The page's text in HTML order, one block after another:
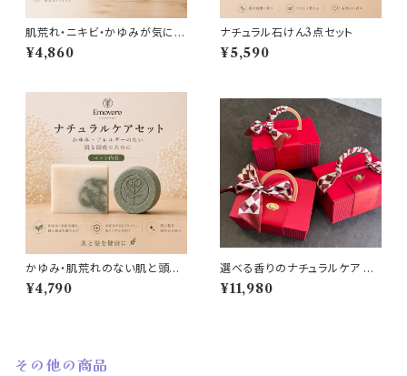
肌荒れ・ニキビ・かゆみが気にな
る肌のためのスキンケアセット
¥4,860
ナチュラル石けん3点セット
¥5,590
かゆみ・肌荒れのない肌と頭皮
のためのナチュラルケアセット
¥4,790
選べる香りのナチュラルケア ギ
¥11,980
その他の商品